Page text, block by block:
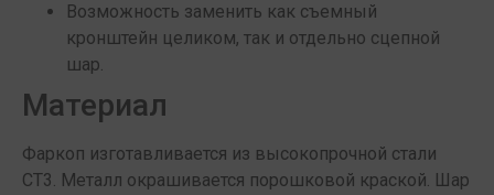
Возможность заменить как съемный
кронштейн целиком, так и отдельно сцепной
шар.
Материал
Фаркоп изготавливается из высокопрочной стали
СТ3. Металл окрашивается порошковой краской. Шар